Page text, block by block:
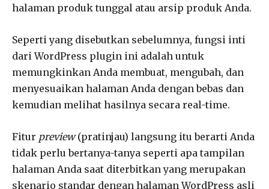
halaman produk tunggal atau arsip produk Anda.
Seperti yang disebutkan sebelumnya, fungsi inti
dari WordPress plugin ini adalah untuk
memungkinkan Anda membuat, mengubah, dan
menyesuaikan halaman Anda dengan bebas dan
kemudian melihat hasilnya secara real-time.
Fitur preview(pratinjau) langsung itu berarti Anda
tidak perlu bertanya-tanya seperti apa tampilan
halaman Anda saat diterbitkan yang merupakan
skenario standar dengan halaman WordPress asli